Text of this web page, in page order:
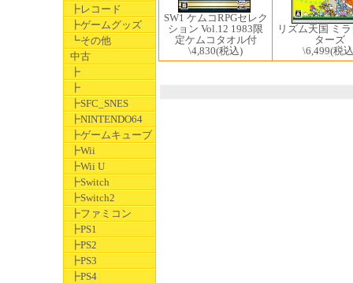
┣レコード
┣ゲームグッズ
┗その他
中古
┣
┣
┣SFC_SNES
┣NINTENDO64
┣ゲームキューブ
┣Wii
┣Wii U
┣Switch
┣Switch2
┣ファミコン
┣PS1
┣PS2
┣PS3
┣PS4
SW1 ケムコRPGセレク
ション Vol.12 1983限
定ケムコタオル付
\4,830(税込)
リズム天国 ミ
ターズ
\6,499(税